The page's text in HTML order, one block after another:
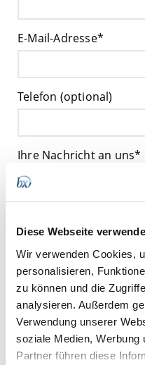
Diese Webseite
Wir verwenden Cookies,
personalisieren,
zu können und die
analysieren. Außerdem
Verwendung unserer
soziale Medien, Werbung
Partner führen diese
E-Mail-Adresse*
Telefon (optional)
Ihre Nachricht an uns*
Wie dürfen wir Sie
Per E-Mail
Per